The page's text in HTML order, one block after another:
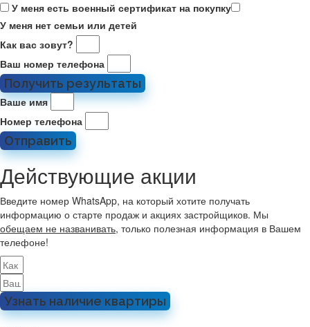
У меня есть военный сертификат на покупку
У меня нет семьи или детей
Как вас зовут?
Ваш номер телефона
Получить результаты
Ваше имя
Номер телефона
Отправить
Действующие акции
Введите номер WhatsApp, на который хотите получать
информацию о старте продаж и акциях застройщиков. Мы
обещаем не названивать, только полезная информация в Вашем
телефоне!
Узнать наличие квартиры